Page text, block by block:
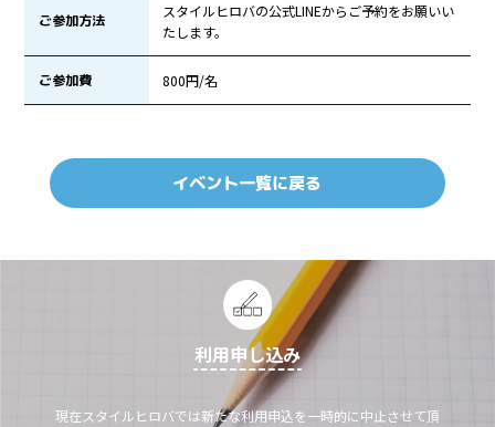
ご参加方法
スタイルヒロバの公式LINEからご予約をお願いい
たします。
ご参加費 800円/名
イベント一覧に戻る
利用申し込み
現在スタイルヒロバでは新たな利用申込を一時的に中止させて頂